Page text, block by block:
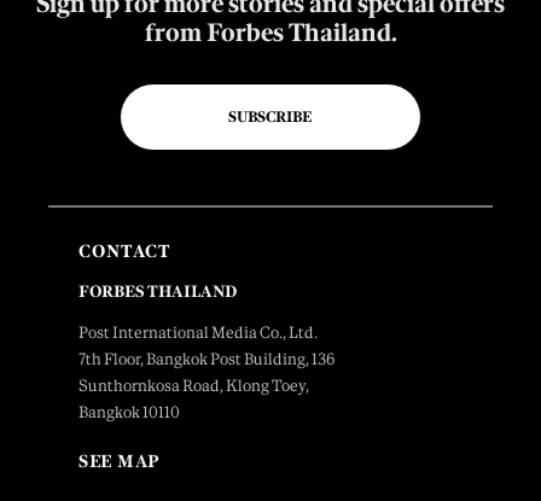
from Forbes Thailand.
SUBSCRIBE
CONTACT
FORBES THAILAND
Post International Media Co., Ltd.
7th Floor, Bangkok Post Building, 136
Sunthornkosa Road, Klong Toey,
Bangkok 10110
SEE MAP